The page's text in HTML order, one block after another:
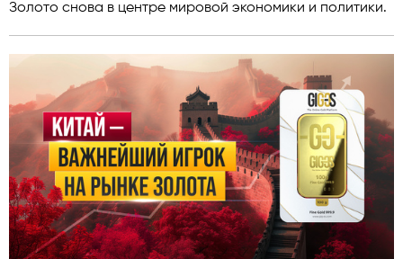
Золото снова в центре мировой экономики и политики.